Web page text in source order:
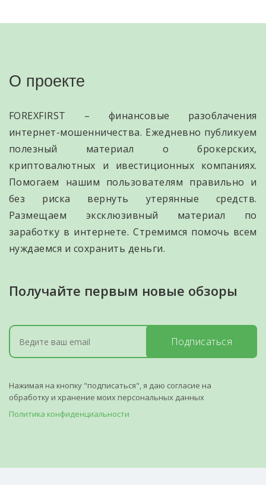
О проекте
FOREXFIRST – финансовые разоблачения
интернет-мошенничества. Ежедневно публикуем
полезный материал о брокерских,
криптовалютных и ивестиционных компаниях.
Помогаем нашим пользователям правильно и
без риска вернуть утерянные средств.
Размещаем эксклюзивный материал по
заработку в интернете. Стремимся помочь всем
нуждаемся и сохранить деньги.
Получайте первым новые обзоры
Подписаться
Нажимая на кнопку "подписаться", я даю согласие на
обработку и хранение моих персональных данных
Политика конфиденциальности